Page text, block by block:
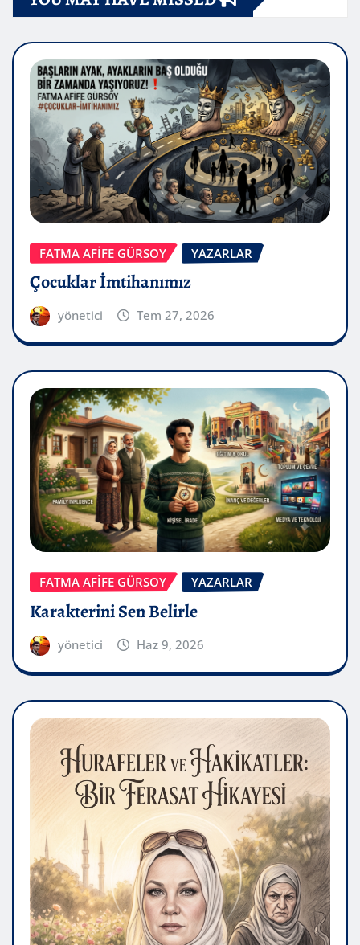
FATMA AFİFE GÜRSOY YAZARLAR
Çocuklar İmtihanımız
yönetici Tem 27, 2026
FATMA AFİFE GÜRSOY YAZARLAR
Karakterini Sen Belirle
yönetici Haz 9, 2026